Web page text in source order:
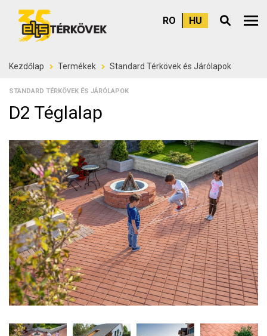
RO HU
Kezdőlap Termékek Standard Térkövek és Járólapok
STANDARD TÉRKÖVEK ÉS JÁRÓLAPOK
D2 Téglalap